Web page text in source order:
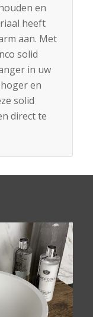
en
heeft
aan. Met
solid
in uw
en
solid
direct te